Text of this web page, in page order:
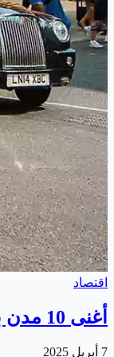
اقتصاد
أغنى 10 مدن بالعالم يعيش فيها المليونيرات
7 أبريل 2025